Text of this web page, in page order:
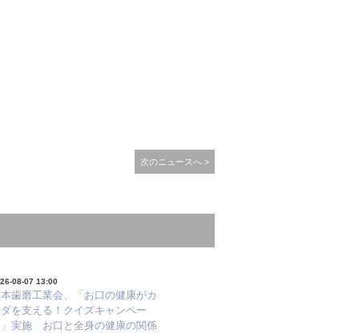
次のニュースへ >
08-07 13:00
歯磨工業会、「お口の健康がカ
を支える！クイズキャンペー
実施 お口と全身の健康の関係